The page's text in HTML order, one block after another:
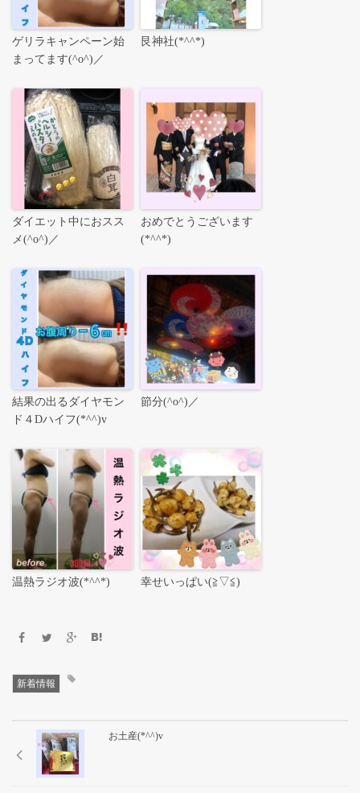
ゲリラキャンペーン始
まってます(^o^)／
艮神社(*^^*)
ダイエット中におスス
メ(^o^)／
おめでとうございます
(*^^*)
結果の出るダイヤモン
ド４Dハイフ(*^^)v
節分(^o^)／
温熱ラジオ波(*^^*) 幸せいっぱい(≧▽≦)
新着情報
お土産(*^^)v